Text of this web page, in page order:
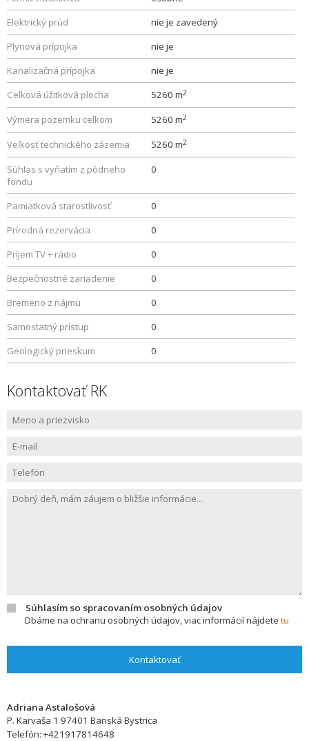
Elektrický prúd
nie je zavedený
Plynová prípojka
nie je
Kanalizačná prípojka
nie je
Celková úžitková plocha
5260 m2
Výmera pozemku celkom 5260 m2
Veľkosť technického zázemia 5260 m2
Súhlas s vyňatím z pôdneho
fondu
0
Pamiatková starostlivosť
0
Prírodná rezervácia
0
Príjem TV + rádio
0
Bezpečnostné zariadenie
0
Bremeno z nájmu
0
Samostatný prístup
0
Geologický prieskum
0
Kontaktovať RK
Súhlasím so spracovaním osobných údajov
Dbáme na ochranu osobných údajov, viac informácií nájdete tu
Kontaktovať
Adriana Astalošová
P. Karvaša 1 97401 Banská Bystrica
Telefón: +421917814648